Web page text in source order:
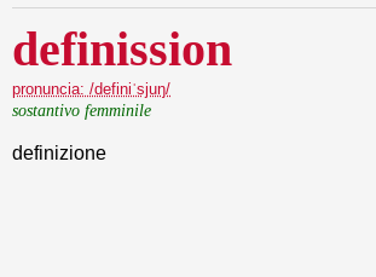
definission
pronuncia: /definiˈsjuŋ/
sostantivo femminile
definizione